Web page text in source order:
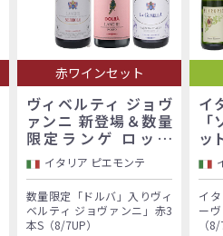
赤ワインセット
ヴィベルティ ジョヴ
ァンニ 新登場＆数量
限定ランゲ ロッソ
「ドルバ」入り！バロ
ーロ村で100年以上続
く歴史的生産者「ヴィ
ベルティ ジョヴァン
ニ」赤3本セット
イタリア ピエモンテ
数量限定「ドルバ」入りヴィ
ベルティ ジョヴァンニ」赤3
本S（8/7UP）
イ
ッ
イ
ー
（